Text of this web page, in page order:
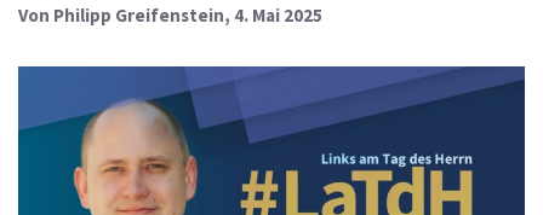
Von Philipp Greifenstein, 4. Mai 2025